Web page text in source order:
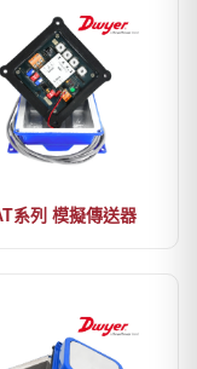
系列 模擬傳送器